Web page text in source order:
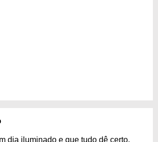
dia iluminado e que tudo dê certo.